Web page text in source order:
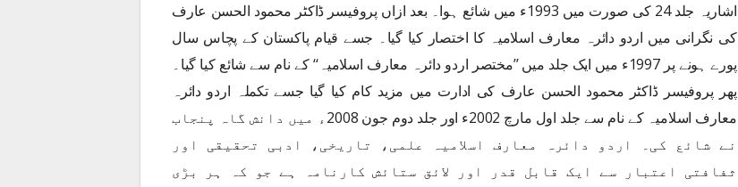
اشاریہ جلد 24 کی صورت میں 1993ء میں شائع ہوا۔ بعد ازاں پروفیسر ڈاکٹر محمود الحسن عارف
کی نگرانی میں اردو دائرہ معارف اسلامیہ کا اختصار کیا گیا۔ جسے قیام پاکستان کے پچاس سال
پورے ہونے پر 1997ء میں ایک جلد میں ’’مختصر اردو دائرہ معارف اسلامیہ‘‘ کے نام سے شائع کیا گیا۔
پھر پروفیسر ڈاکٹر محمود الحسن عارف کی ادارت میں مزید کام کیا گیا جسے تکملہ اردو دائرہ
معارف اسلامیہ کے نام سے جلد اول مارچ 2002ء اور جلد دوم جون 2008ء میں دانش گاہ پنجاب
نے شائع کی۔ اردو دائرہ معارف اسلامیہ علمی، تاریخی، ادبی تحقیقی اور
ثفافتی اعتبار سے ایک قابل قدر اور لائق ستائش کارنامہ ہے جو کہ ہر بڑی